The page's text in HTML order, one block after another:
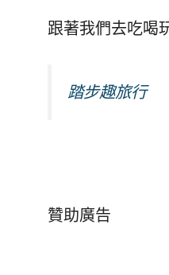
跟著我們去吃喝
踏步趣旅行
贊助廣告